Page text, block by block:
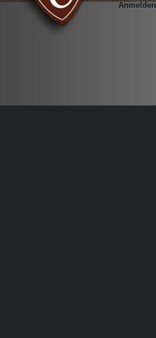
Anmelden